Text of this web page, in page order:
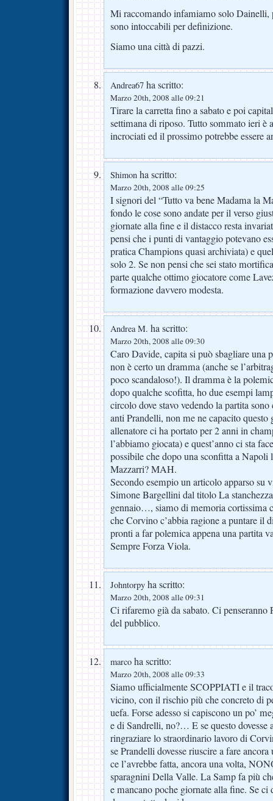
Mi raccomando infamiamo solo Dainelli,
sono intoccabili per definizione.
Siamo una città di pazzi.
Andrea67 ha scritto:
Marzo 20th, 2008 alle 09:21
Tirare la carretta fino a sabato e poi
settimana di riposo. Tutto sommato ieri è
incrociati ed il prossimo potrebbe essere
Shimon ha scritto:
Marzo 20th, 2008 alle 09:25
I signori del “Tutto va bene Madama la
fondo le cose sono andate per il verso
giornate alla fine e il distacco resta
pensi che i punti di vantaggio potevano
pratica Champions quasi archiviata) e
solo 2. Se non pensi che sei stato
parte qualche ottimo giocatore come
formazione davvero modesta.
Andrea M. ha scritto:
Marzo 20th, 2008 alle 09:30
Caro Davide, capita si può sbagliare una
non è certo un dramma (anche se
poco scandaloso!). Il dramma è la
dopo qualche scofitta, ho due esempi
circolo dove stavo vedendo la partita
anti Prandelli, non me ne capacito questo
allenatore ci ha portato per 2 anni in
l’abbiamo giocata) e quest’anno ci sta
possibile che dopo una sconfitta a Napoli
Mazzarri? MAH.
Secondo esempio un articolo apparso su
Simone Bargellini dal titolo La
gennaio…, siamo di memoria cortissima
che Corvino c’abbia ragione a puntare il
pronti a far polemica appena una partita
Sempre Forza Viola.
Johntorpy ha scritto:
Marzo 20th, 2008 alle 09:31
Ci rifaremo già da sabato. Ci
del pubblico.
marco ha scritto:
Marzo 20th, 2008 alle 09:33
Siamo ufficialmente SCOPPIATI e il
vicino, con il rischio più che concreto di
uefa. Forse adesso si capiscono un po’
e di Sandrelli, no?… E se questo dovesse
ringraziare lo straordinario lavoro di
se Prandelli dovesse riuscire a fare
ce l’avrebbe fatta, ancora una volta,
sparagnini Della Valle. La Samp fa più
e mancano poche giornate alla fine. Se ci